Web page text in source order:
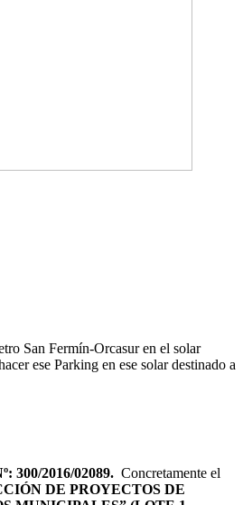
San Fermín-Orcasur en el solar
ese Parking en ese solar destinado a
300/2016/02089. Concretamente el
DE PROYECTOS DE